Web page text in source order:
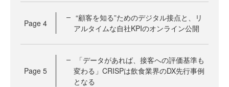
Page 4
“顧客を知る”ためのデジタル接点と、リ
アルタイムな自社KPIのオンライン公開
Page 5
「データがあれば、接客への評価基準も
変わる」CRISPは飲食業界のDX先行事例
となる